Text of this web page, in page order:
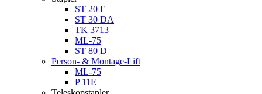
ST 20 E
ST 30 DA
TK 3713
ML-75
ST 80 D
Person- & Montage-Lift
ML-75
P 11E